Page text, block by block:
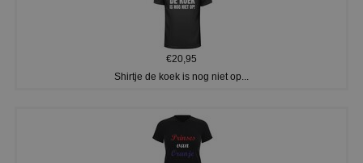
€20,95
Shirtje de koek is nog niet op...